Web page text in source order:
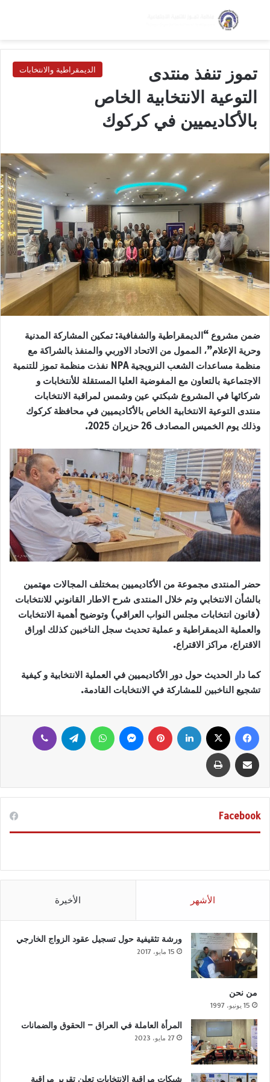
بحث عن
الديمقراطية والانتخابات
تموز تنفذ منتدى
التوعية الانتخابية الخاص
بالأكاديميين في كركوك
ضمن مشروع “الديمقراطية والشفافية: تمكين المشاركة المدنية
وحرية الإعلام”، الممول من الاتحاد الاوربي والمنفذ بالشراكة مع
منظمة مساعدات الشعب النرويجيةNPA نفذت منظمة تموز للتنمية
الاجتماعية بالتعاون مع المفوضية العليا المستقلة للأنتخابات و
شركائها في المشروع شبكتي عين وشمس لمراقبة الانتخابات
منتدى التوعية الانتخابية الخاص بالأكاديميين في محافظة كركوك
وذلك يوم الخميس المصادف 26 حزيران 2025.
حضر المنتدى مجموعة من الأكاديميين بمختلف المجالات مهتمين
بالشأن الانتخابي وتم خلال المنتدى شرح الاطار القانوني للانتخابات
(قانون انتخابات مجلس النواب العراقي) وتوضيح أهمية الانتخابات
والعملية الديمقراطية و عملية تحديث سجل الناخبين كذلك اوراق
الاقتراع، مراكز الاقتراع.
كما دار الحديث حول دور الأكاديميين في العملية الانتخابية و كيفية
تشجيع الناخبين للمشاركة في الانتخابات القادمة.
Facebook
الأشهر الأخيرة
ورشة تثقيفية حول تسجيل عقود الزواج الخارجي
15 مايو، 2017
من نحن
15 يونيو، 1997
المرأة العاملة في العراق – الحقوق والضمانات
27 مايو، 2023
شبكات مراقبة الانتخابات تعلن تقرير مراقبة